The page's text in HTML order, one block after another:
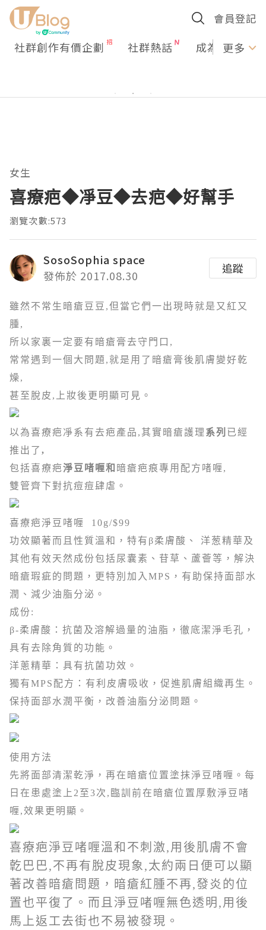
會員登記
社群創作有價企劃 社群熱話 成為U更多
女生
喜療疤◆凈豆◆去疤◆好幫手
瀏覽次數:573
SosoSophia space
發佈於 2017.08.30
追蹤
雖然不常生暗瘡豆豆,但當它們一出現時就是又紅又
腫,
所以家裏一定要有暗瘡膏去守門口,
常常遇到一個大問題,就是用了暗瘡膏後肌膚變好乾
燥,
甚至脫皮,上妝後更明顯可見。
以為喜療疤凈系有去疤產品,其實暗瘡護理 系列 已經
推出了 ,
包括喜療疤淨豆啫喱和 暗瘡疤痕專用配方啫喱,
雙管齊下對抗痘痘肆虐 。
喜療疤淨豆啫喱 10g/$99
功效顯著而且性質溫和，特有β柔膚酸、 洋葱精華及
其他有效天然成份包括尿囊素、苷草、蘆薈等，解決
暗瘡瑕疵的問題，更特別加入MPS，有助保持面部水
潤、減少油脂分泌。
成份:
β-柔膚酸：抗菌及溶解過量的油脂，徹底潔淨毛孔，
具有去除角質的功能。
洋蔥精華：具有抗菌功效。
獨有MPS配方：有利皮膚吸收，促進肌膚組織再生。
保持面部水潤平衡，改善油脂分泌問題。
使用方法
先將面部清潔乾淨，再在暗瘡位置塗抹淨豆啫喱。每
日在患處塗上2至3次,臨訓前在暗瘡位置厚敷淨豆啫
喱,效果更明顯。
喜療疤淨豆啫喱溫和不刺激,用後肌膚不會
亁巴巴,不再有脫皮現象,太約兩日便可以顯
著改善暗瘡問題，暗瘡紅腫不再,發炎的位
置也平復了。而且淨豆啫喱無色透明,用後
馬上返工去街也不易被發現。